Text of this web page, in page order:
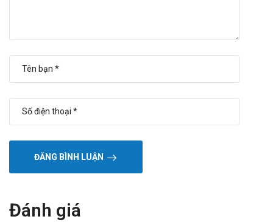
ĐĂNG BÌNH LUẬN
Đánh giá